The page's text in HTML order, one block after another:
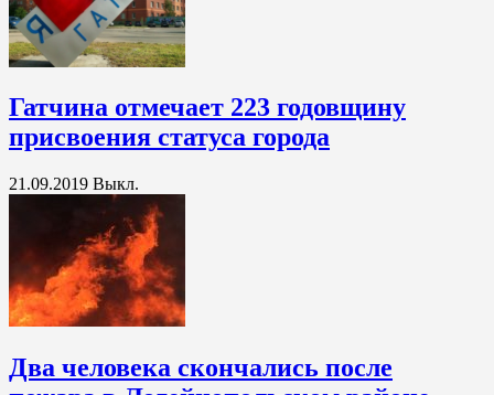
Гатчина отмечает 223 годовщину
присвоения статуса города
21.09.2019 Выкл.
Два человека скончались после